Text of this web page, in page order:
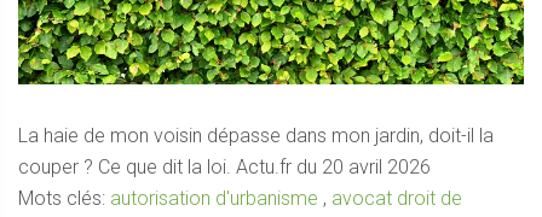
La haie de mon voisin dépasse dans mon jardin, doit-il la
couper ? Ce que dit la loi. Actu.fr du 20 avril 2026
Mots clés: autorisation d'urbanisme , avocat droit de